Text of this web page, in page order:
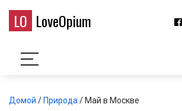
LO LoveOpium
Домой / Природа / Май в Москве